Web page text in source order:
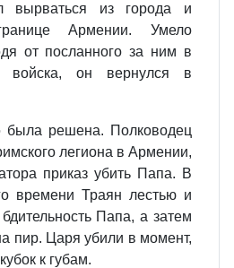
вырваться из города и
Армении. Умело
от посланного за ним в
войска, он вернулся в
была решена. Полководец
легиона в Армении,
приказ убить Папа. В
времени Траян лестью и
Папа, а затем
пир. Царя убили в момент,
к губам.